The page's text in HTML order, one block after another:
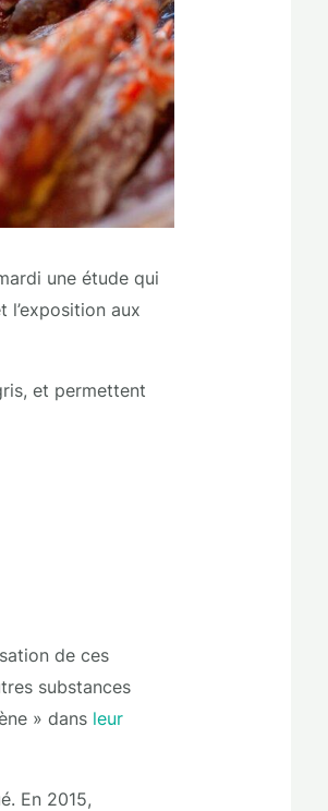
une étude qui
l’exposition aux
et permettent
de ces
substances
» dans leur
En 2015,